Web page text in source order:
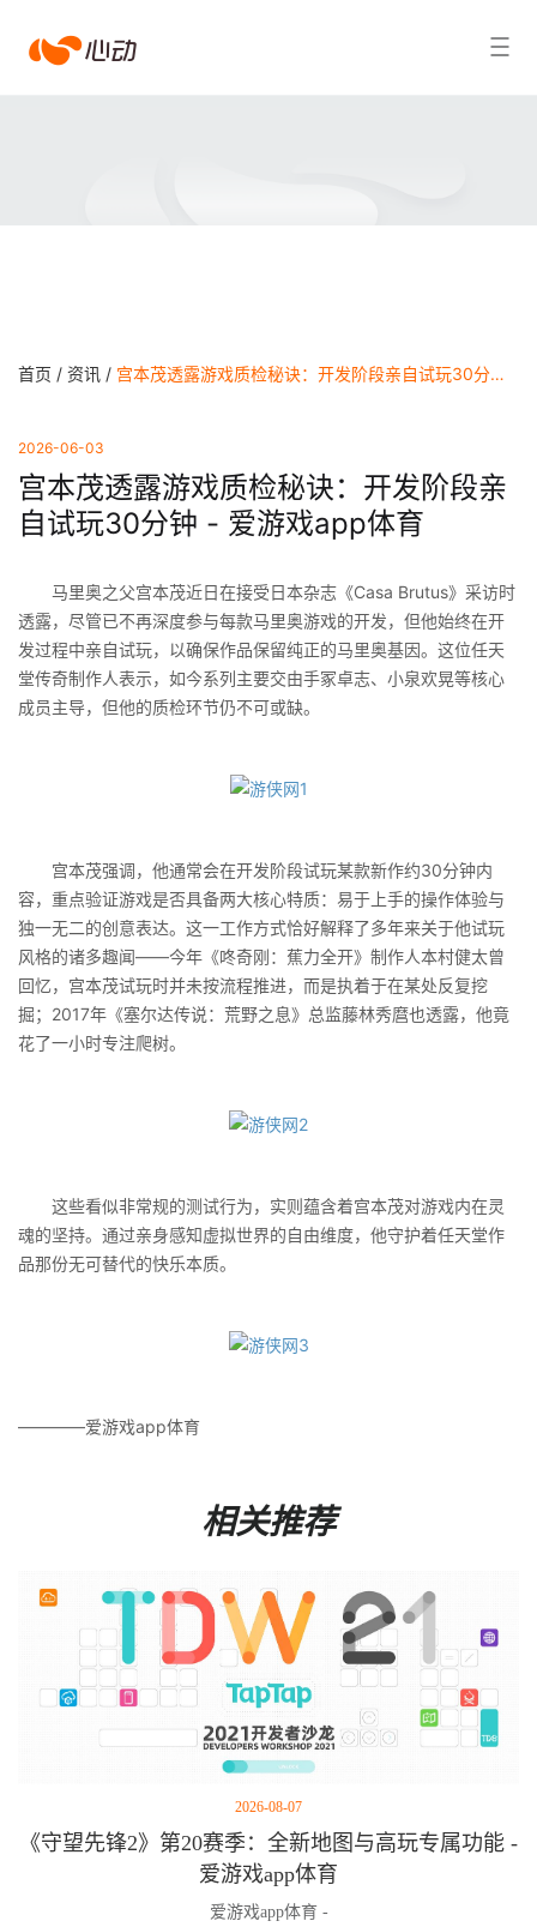
爱搜索结果
首页 / 资讯 / 宫本茂透露游戏质检秘诀：开发阶段亲自试玩30分钟 - 爱游戏app体育
2026-06-03
宫本茂透露游戏质检秘诀：开发阶段亲
自试玩30分钟 - 爱游戏app体育
马里奥之父宫本茂近日在接受日本杂志《Casa Brutus》采访时
透露，尽管已不再深度参与每款马里奥游戏的开发，但他始终在开
发过程中亲自试玩，以确保作品保留纯正的马里奥基因。这位任天
堂传奇制作人表示，如今系列主要交由手冢卓志、小泉欢晃等核心
成员主导，但他的质检环节仍不可或缺。
宫本茂强调，他通常会在开发阶段试玩某款新作约30分钟内
容，重点验证游戏是否具备两大核心特质：易于上手的操作体验与
独一无二的创意表达。这一工作方式恰好解释了多年来关于他试玩
风格的诸多趣闻——今年《咚奇刚：蕉力全开》制作人本村健太曾
回忆，宫本茂试玩时并未按流程推进，而是执着于在某处反复挖
掘；2017年《塞尔达传说：荒野之息》总监藤林秀麿也透露，他竟
花了一小时专注爬树。
这些看似非常规的测试行为，实则蕴含着宫本茂对游戏内在灵
魂的坚持。通过亲身感知虚拟世界的自由维度，他守护着任天堂作
品那份无可替代的快乐本质。
————爱游戏app体育
相关推荐
2026-08-07
《守望先锋2》第20赛季：全新地图与高玩专属功能 -
爱游戏app体育
爱游戏app体育 -